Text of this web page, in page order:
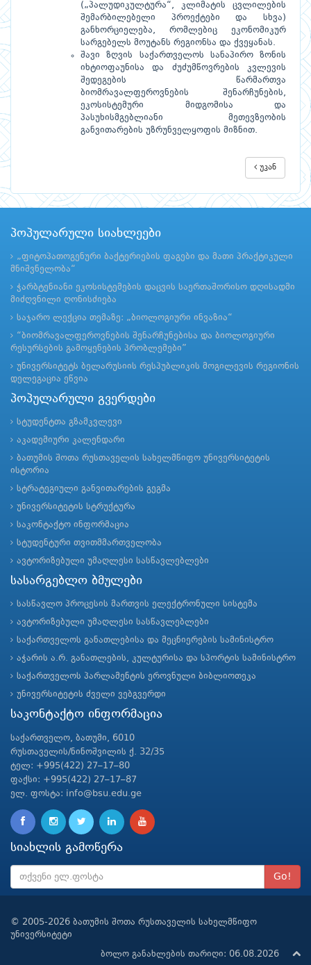
(„პალუდიკულტურა“, კლიმატის ცვლილების
შემარბილებელი პროექტები და სხვა)
განხორციელება, რომლებიც ეკონომიკურ
სარგებელს მოუტანს რეგიონსა და ქვეყანას.
შავი ზღვის საქართველოს სანაპირო ზონის
იხტიოფაუნისა და ძუძუმწოვრების კვლევის
შედეგების წარმართვა
ბიომრავალფეროვნების შენარჩუნების,
ეკოსისტემური მიდგომისა და
პასუხისმგებლიანი მეთევზეობის
განვითარების უზრუნველყოფის მიზნით.
უკან
პოპულარული სიახლეები
„ფიტოპათოგენური ბაქტერიების ფაგები და მათი პრაქტიკული
მნიშვნელობა“
ჭარბტენიანი ეკოსისტემების დაცვის საერთაშორისო დღისადმი
მიძღვნილი ღონისძიება
საჯარო ლექცია თემაზე: „ბიოლოგიური ინვაზია“
“ბიომრავალფეროვნების შენარჩუნებისა და ბიოლოგიური
რესურსების გამოყენების პრობლემები”
უნივერსიტეტს ბელარუსიის რესპუბლიკის მოგილევის რეგიონის
დელეგაცია ეწვია
პოპულარული გვერდები
სტუდენტთა გზამკვლევი
აკადემიური კალენდარი
ბათუმის შოთა რუსთაველის სახელმწიფო უნივერსიტეტის
ისტორია
სტრატეგიული განვითარების გეგმა
უნივერსიტეტის სტრუქტურა
საკონტაქტო ინფორმაცია
სტუდენტური თვითმმართველობა
ავტორიზებული უმაღლესი სასწავლებლები
სასარგებლო ბმულები
სასწავლო პროცესის მართვის ელექტრონული სისტემა
ავტორიზებული უმაღლესი სასწავლებლები
საქართველოს განათლებისა და მეცნიერების სამინისტრო
აჭარის ა.რ. განათლების, კულტურისა და სპორტის სამინისტრო
საქართველოს პარლამენტის ეროვნული ბიბლიოთეკა
უნივერსიტეტის ძველი ვებგვერდი
საკონტაქტო ინფორმაცია
საქართველო, ბათუმი, 6010
რუსთაველის/ნინოშვილის ქ. 32/35
ტელ: +995(422) 27–17–80
ფაქსი: +995(422) 27–17–87
ელ. ფოსტა: info@bsu.edu.ge
სიახლის გამოწერა
Go!
© 2005-2026 ბათუმის შოთა რუსთაველის სახელმწიფო
უნივერსიტეტი
ბოლო განახლების თარიღი: 06.08.2026